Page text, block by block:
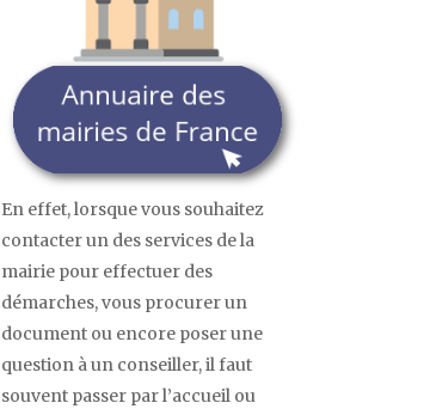
En effet, lorsque vous souhaitez
contacter un des services de la
mairie pour effectuer des
démarches, vous procurer un
document ou encore poser une
question à un conseiller, il faut
souvent passer par l’accueil ou